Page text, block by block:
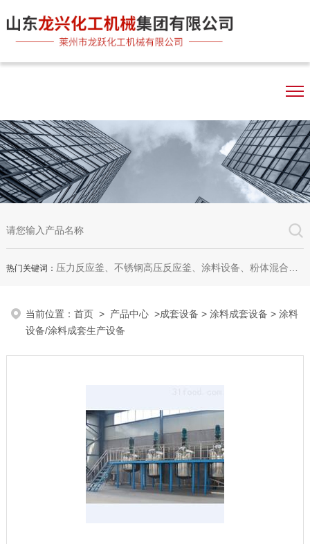
热门关键词： 压力反应釜、不锈钢高压反应釜、涂料设备、粉体混合机、双行星混合机、卧式砂磨机、实验室砂磨机
当前位置：首页 > 产品中心 >成套设备 >涂料成套设备 > 涂料
设备/涂料成套生产设备